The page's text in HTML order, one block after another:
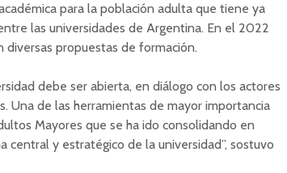
para la población adulta que tiene ya
las universidades de Argentina. En el 2022
propuestas de formación.
debe ser abierta, en diálogo con los actores
Una de las herramientas de mayor importancia
Mayores que se ha ido consolidando en
central y estratégico de la universidad”, sostuvo